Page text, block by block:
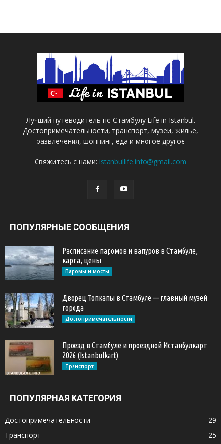
Лучший путеводитель по Стамбулу Life in Istanbul.
Достопримечательности, транспорт, музеи, жилье,
развлечения, шоппинг, еда и многое другое
Свяжитесь с нами: istanbullife.info@gmail.com
ПОПУЛЯРНЫЕ СООБЩЕНИЯ
Расписание паромов и вапуров в Стамбуле,
карта, цены
Паромы и мосты
Дворец Топкапы в Стамбуле — главный музей
города
Достопримечательности
Проезд в Стамбуле и проездной Истанбулкарт
2026 (Istanbulkart)
Транспорт
ПОПУЛЯРНАЯ КАТЕГОРИЯ
Достопримечательности
29
Транспорт
25